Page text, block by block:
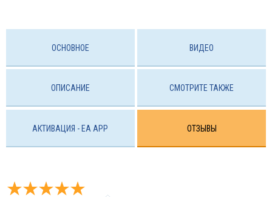
ОСНОВНОЕ ВИДЕО
ОПИСАНИЕ СМОТРИТЕ ТАКЖЕ
АКТИВАЦИЯ - EA APP ОТЗЫВЫ